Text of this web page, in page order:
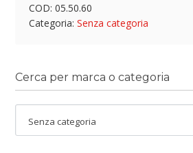
COD:05.50.60
Categoria:Senza categoria
Cerca per marca o categoria
Senza categoria